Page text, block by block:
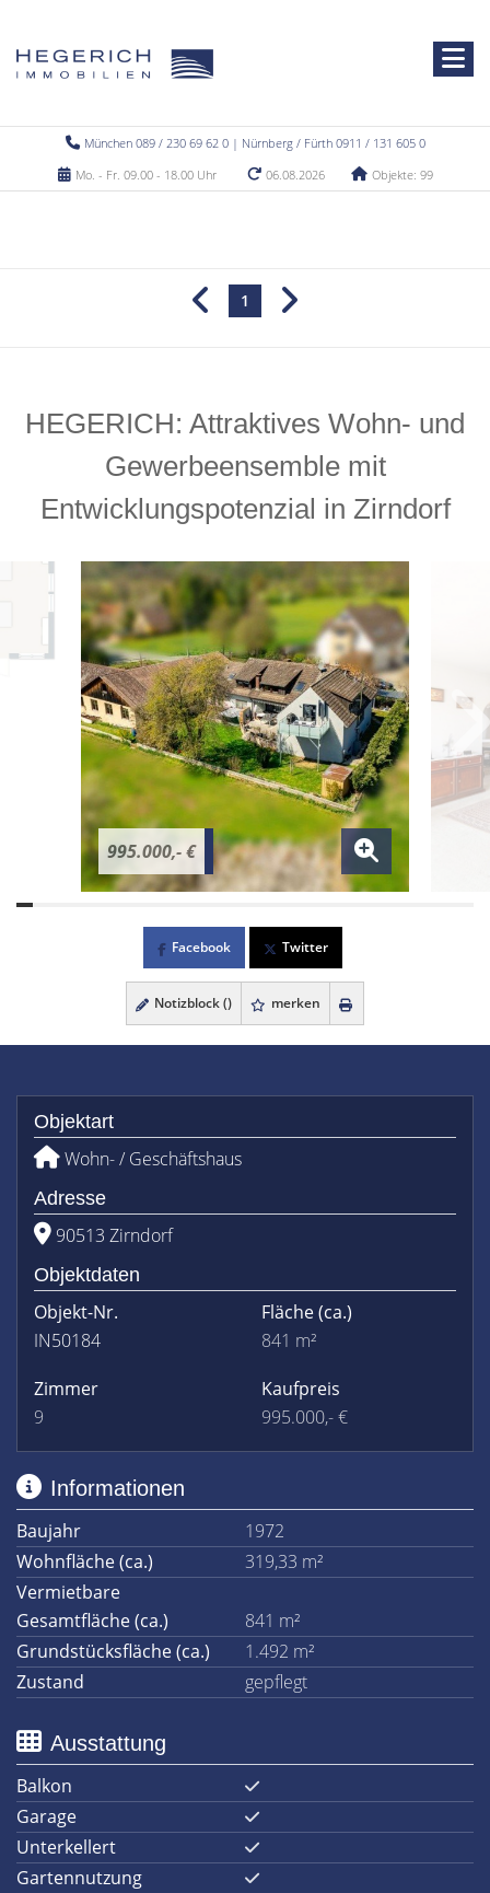
München 089 / 230 69 62 0 | Nürnberg / Fürth 0911 / 131 605 0
Mo. - Fr. 09.00 - 18.00 Uhr
06.08.2026 Objekte: 99
1
HEGERICH: Attraktives Wohn- und
Gewerbeensemble mit
Entwicklungspotenzial in Zirndorf
995.000,- €
Facebook Twitter
Notizblock () merken
Objektart
Wohn- / Geschäftshaus
Adresse
90513 Zirndorf
Objektdaten
Objekt-Nr.
IN50184
Fläche(ca.)
841 m²
Zimmer
9
Kaufpreis
995.000,- €
Informationen
Baujahr
1972
Wohnfläche (ca.)
319,33 m²
Vermietbare
Gesamtfläche (ca.)
841 m²
Grundstücksfläche (ca.)
1.492 m²
Zustand
gepflegt
Ausstattung
Balkon
Garage
Unterkellert
Gartennutzung